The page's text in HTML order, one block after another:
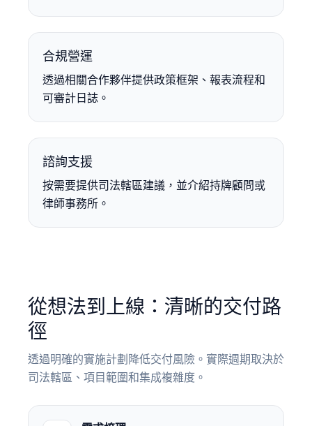
合規營運
透過相關合作夥伴提供政策框架、報表流程和
可審計日誌。
諮詢支援
按需要提供司法轄區建議，並介紹持牌顧問或
律師事務所。
從想法到上線：清晰的交付路
徑
透過明確的實施計劃降低交付風險。實際週期取決於
司法轄區、項目範圍和集成複雜度。